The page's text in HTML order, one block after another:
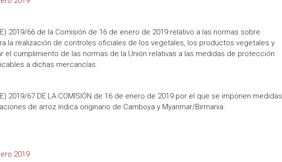
2019/66 de la Comisión de 16 de enero de 2019 relativo a las normas sobre
la realización de controles oficiales de los vegetales, los productos vegetales y
cumplimiento de las normas de la Unión relativas a las medidas de protección
a dichas mercancías.
2019/67 DE LA COMISIÓN de 16 de enero de 2019 por el que se imponen medidas
de arroz índica originario de Camboya y Myanmar/Birmania.
2019